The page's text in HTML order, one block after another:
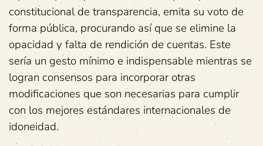
constitucional de transparencia, emita su voto de
forma pública, procurando así que se elimine la
opacidad y falta de rendición de cuentas. Este
sería un gesto mínimo e indispensable mientras se
logran consensos para incorporar otras
modificaciones que son necesarias para cumplir
con los mejores estándares internacionales de
idoneidad.